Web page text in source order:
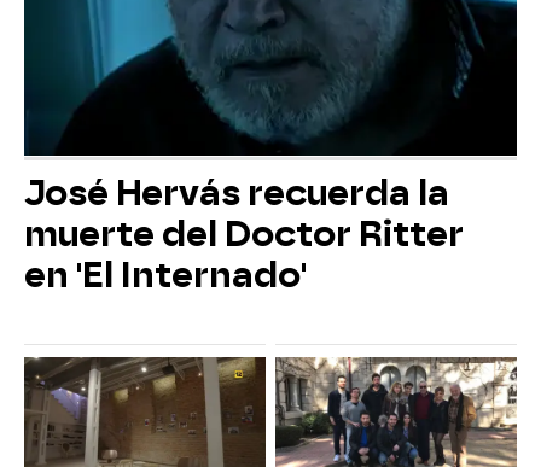
José Hervás recuerda la
muerte del Doctor Ritter
en 'El Internado'